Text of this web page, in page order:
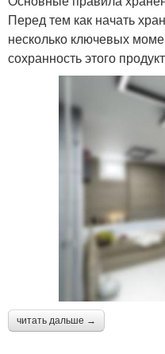
Перед тем как начать
несколько ключевых
сохранность этого
читать дальше →